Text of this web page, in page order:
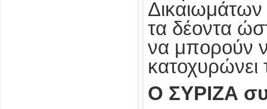
Δικαιωμάτων
τα δέοντα
να μπορούν
Ο ΣΥΡΙΖΑ